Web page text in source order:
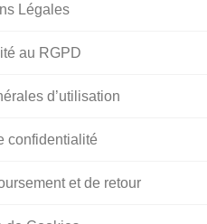
Légales
au RGPD
d’utilisation
confidentialité
et de retour